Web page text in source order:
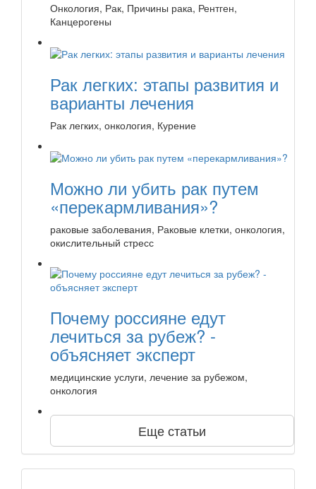
Онкология, Рак, Причины рака, Рентген,
Канцерогены
Рак легких: этапы развития и
варианты лечения
Рак легких, онкология, Курение
Можно ли убить рак путем
«перекармливания»?
раковые заболевания, Раковые клетки, онкология,
окислительный стресс
Почему россияне едут
лечиться за рубеж? -
объясняет эксперт
медицинские услуги, лечение за рубежом,
онкология
Еще статьи